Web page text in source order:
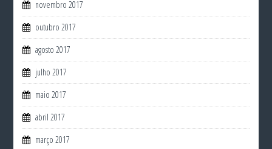
novembro 2017
outubro 2017
agosto 2017
julho 2017
maio 2017
abril 2017
março 2017